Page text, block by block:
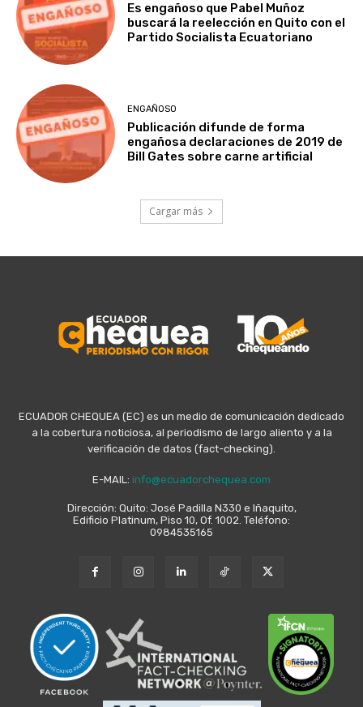
Es engañoso que Pabel Muñoz
buscará la reelección en Quito con el
Partido Socialista Ecuatoriano
ENGAÑOSO
Publicación difunde de forma
engañosa declaraciones de 2019 de
Bill Gates sobre carne artificial
Cargar más
ECUADOR CHEQUEA (EC) es un medio de comunicación dedicado
a la cobertura noticiosa, al periodismo de largo aliento y a la
verificación de datos (fact-checking).
E-MAIL: info@ecuadorchequea.com
Dirección: Quito: José Padilla N330 e Iñaquito,
Edificio Platinum, Piso 10, Of. 1002. Teléfono:
0984535165